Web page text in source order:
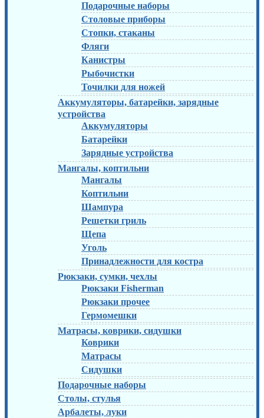
Подарочные наборы
Столовые приборы
Стопки, стаканы
Фляги
Канистры
Рыбочистки
Точилки для ножей
Аккумуляторы, батарейки, зарядные
устройства
Аккумуляторы
Батарейки
Зарядные устройства
Мангалы, коптильни
Мангалы
Коптильни
Шампура
Решетки гриль
Щепа
Уголь
Принадлежности для костра
Рюкзаки, сумки, чехлы
Рюкзаки Fisherman
Рюкзаки прочее
Гермомешки
Матрасы, коврики, сидушки
Коврики
Матрасы
Сидушки
Подарочные наборы
Столы, стулья
Арбалеты, луки